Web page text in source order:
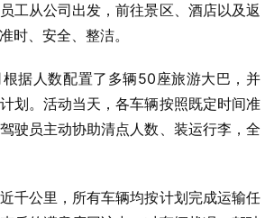
工从公司出发，前往景区、酒店以及返
时、安全、整洁。
据人数配置了多辆50座旅游大巴，并
划。活动当天，各车辆按照既定时间准
驶员主动协助清点人数、装运行李，全
千公里，所有车辆均按计划完成运输任